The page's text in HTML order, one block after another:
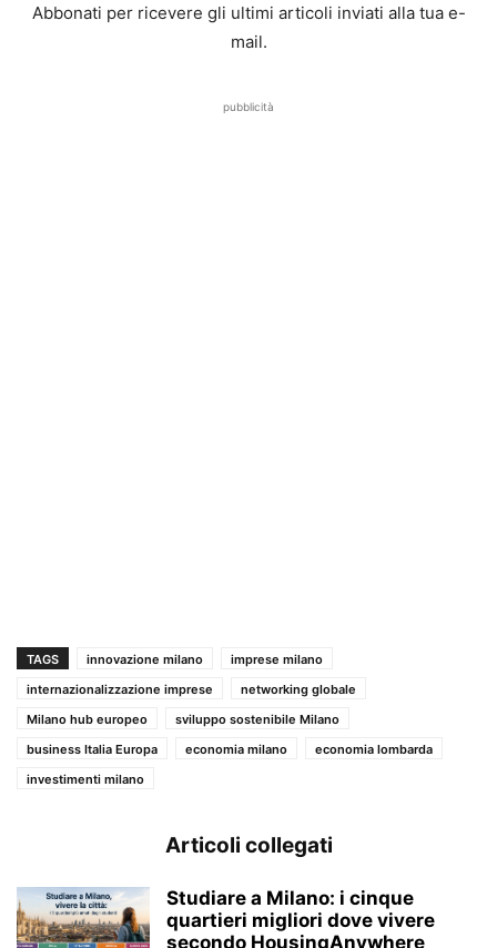
Abbonati per ricevere gli ultimi articoli inviati alla tua e-
mail.
pubblicità
TAGS innovazione milano
imprese milano
internazionalizzazione imprese
networking globale
Milano hub europeo
sviluppo sostenibile Milano
business Italia Europa
economia milano
economia lombarda
investimenti milano
Articoli collegati
Studiare a Milano: i cinque
quartieri migliori dove vivere
secondo HousingAnywhere